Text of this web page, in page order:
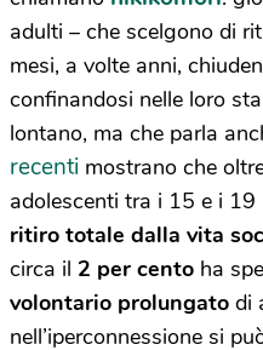
adulti – che scelgono di
mesi, a volte anni,
confinandosi nelle loro
lontano, ma che parla
recenti mostrano che
adolescenti tra i 15 e i
ritiro totale dalla vita
circa il 2 per cento ha
volontario prolungato di
nell’iperconnessione si